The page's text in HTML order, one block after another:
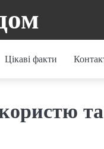
Цікаві факти
та